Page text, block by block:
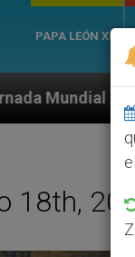
PAPA LEÓN XIV
2027
18th,